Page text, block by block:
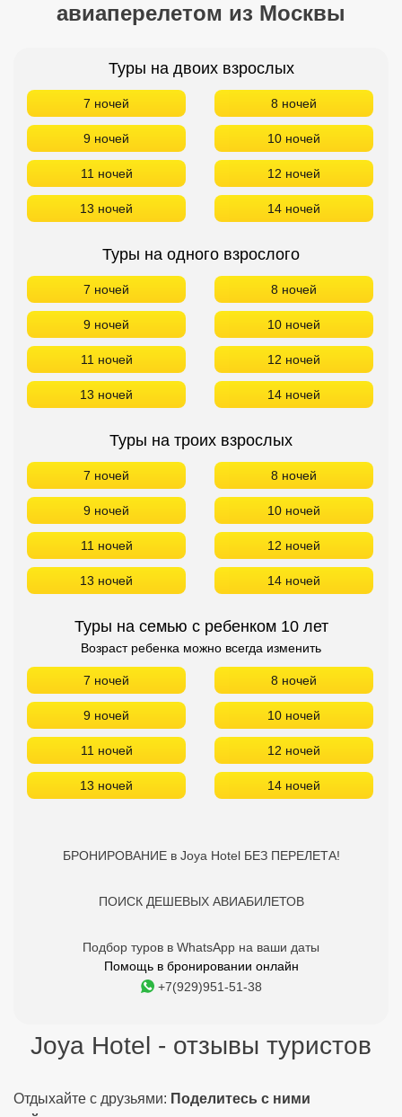
авиаперелетом из Москвы
Туры на двоих взрослых
7 ночей 8 ночей
9 ночей 10 ночей
11 ночей 12 ночей
13 ночей 14 ночей
Туры на одного взрослого
7 ночей 8 ночей
9 ночей 10 ночей
11 ночей 12 ночей
13 ночей 14 ночей
Туры на троих взрослых
7 ночей 8 ночей
9 ночей 10 ночей
11 ночей 12 ночей
13 ночей 14 ночей
Туры на семью с ребенком 10 лет
Возраст ребенка можно всегда изменить
7 ночей 8 ночей
9 ночей 10 ночей
11 ночей 12 ночей
13 ночей 14 ночей
БРОНИРОВАНИЕ в Joya Hotel БЕЗ ПЕРЕЛЕТА!
ПОИСК ДЕШЕВЫХ АВИАБИЛЕТОВ
Подбор туров в WhatsApp на ваши даты
Помощь в бронировании онлайн
+7(929)951-51-38
Joya Hotel - отзывы туристов
Отдыхайте с друзьями: Поделитесь с ними